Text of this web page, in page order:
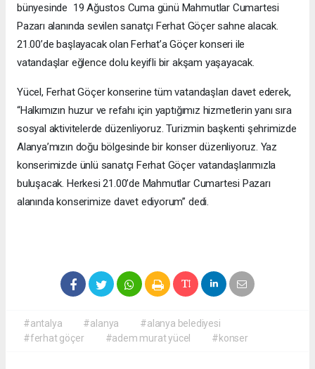
bünyesinde 19 Ağustos Cuma günü Mahmutlar Cumartesi
Pazarı alanında sevilen sanatçı Ferhat Göçer sahne alacak.
21.00’de başlayacak olan Ferhat’a Göçer konseri ile
vatandaşlar eğlence dolu keyifli bir akşam yaşayacak.
Yücel, Ferhat Göçer konserine tüm vatandaşları davet ederek,
“Halkımızın huzur ve refahı için yaptığımız hizmetlerin yanı sıra
sosyal aktivitelerde düzenliyoruz. Turizmin başkenti şehrimizde
Alanya’mızın doğu bölgesinde bir konser düzenliyoruz. Yaz
konserimizde ünlü sanatçı Ferhat Göçer vatandaşlarımızla
buluşacak. Herkesi 21.00’de Mahmutlar Cumartesi Pazarı
alanında konserimize davet ediyorum” dedi.
#antalya #alanya
#alanya belediyesi
#ferhat göçer
#adem murat yücel #konser